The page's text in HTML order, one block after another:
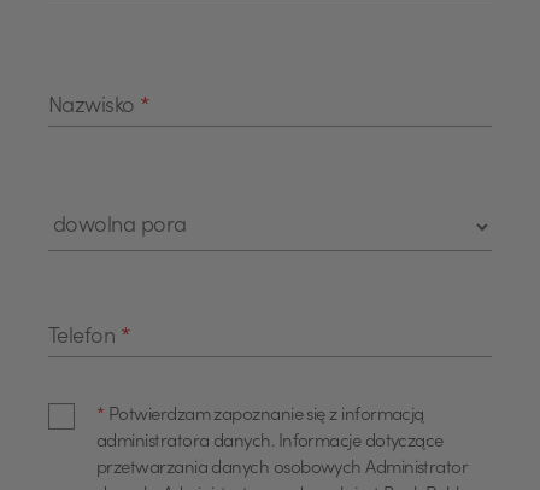
Nazwisko *
Telefon *
* Potwierdzam zapoznanie się z informacją
administratora danych. Informacje dotyczące
przetwarzania danych osobowych Administrator